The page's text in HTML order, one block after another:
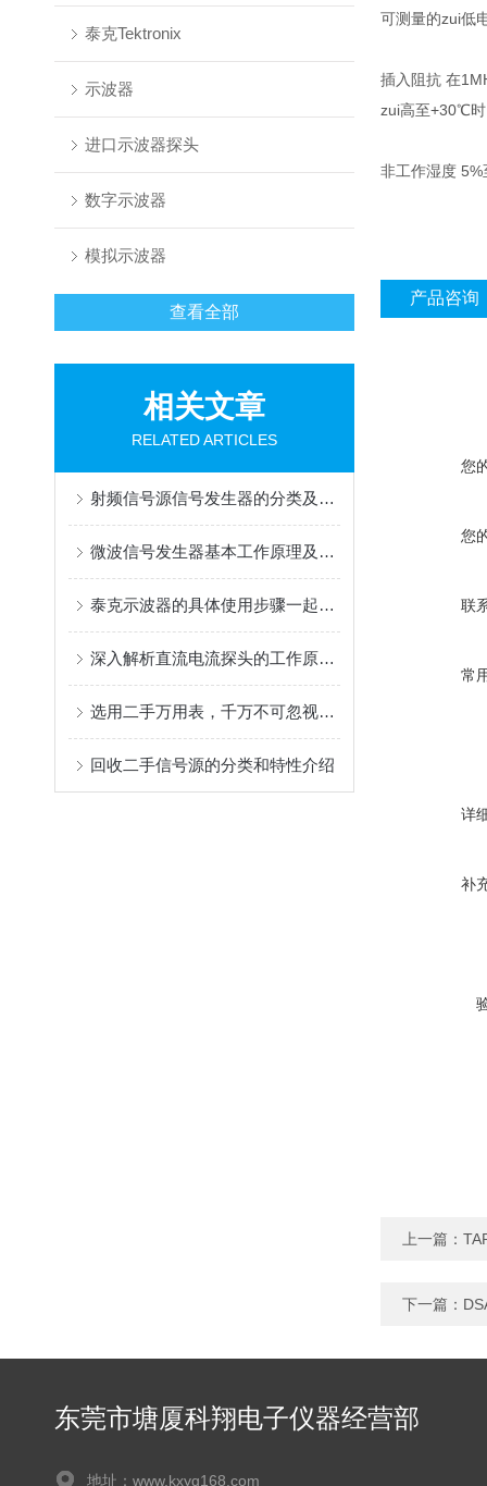
泰克Tektronix
示波器
进口示波器探头
数字示波器
模拟示波器
查看全部
相关文章
RELATED ARTICLES
射频信号源信号发生器的分类及作用
微波信号发生器基本工作原理及其指标概述
泰克示波器的具体使用步骤一起来了解下吧！
深入解析直流电流探头的工作原理与测量技术
选用二手万用表，千万不可忽视附件的匹配
回收二手信号源的分类和特性介绍
可测量的zui低
插入阻抗 在
zui高至+30℃
非工作湿度
产品咨询
您
您
联
常
详
补
上一篇：
下一篇：
东莞市塘厦科翔电子仪器经营部
地址：www.kxyq168.com